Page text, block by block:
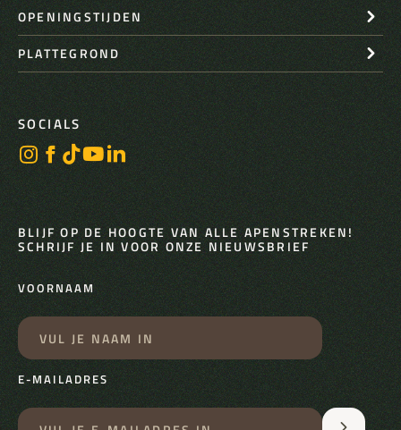
OPENINGSTIJDEN
PLATTEGROND
SOCIALS
BLIJF OP DE HOOGTE VAN ALLE APENSTREKEN!
SCHRIJF JE IN VOOR ONZE NIEUWSBRIEF
VOORNAAM
E-MAILADRES